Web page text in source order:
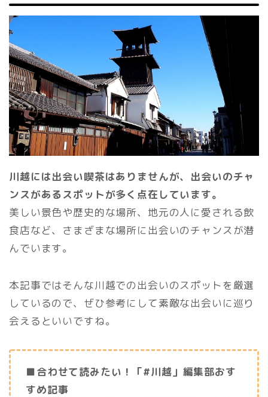
川越には出会い喫茶はありませんが、出会いのチャ
ンスがあるスポットが多く点在しています。
美しい景色や歴史的な場所、地元の人に愛される飲
食店など、さまざまな場所に出会いのチャンスが潜
んでいます。
本記事ではそんな川越での出会いのスポットを厳選
しているので、ぜひ参考にして素敵な出会いに巡り
会えるといいですね。
■合わせて読みたい！「#川越」編集部おす
すめ記事